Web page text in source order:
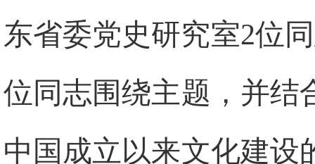
东省委党史研究室2位
位同志围绕主题，并结
中国成立以来文化建设